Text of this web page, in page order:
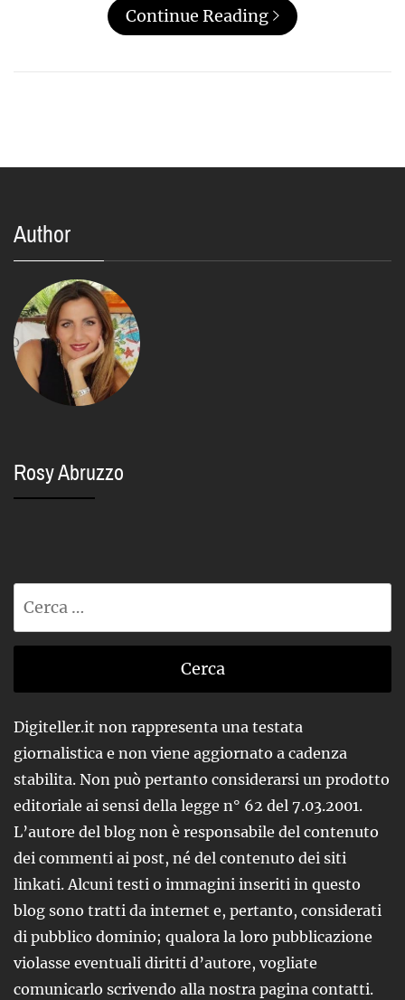
Continue Reading
Author
Rosy Abruzzo
Digiteller.it non rappresenta una testata
giornalistica e non viene aggiornato a cadenza
stabilita. Non può pertanto considerarsi un prodotto
editoriale ai sensi della legge n° 62 del 7.03.2001.
L’autore del blog non è responsabile del contenuto
dei commenti ai post, né del contenuto dei siti
linkati. Alcuni testi o immagini inseriti in questo
blog sono tratti da internet e, pertanto, considerati
di pubblico dominio; qualora la loro pubblicazione
violasse eventuali diritti d’autore, vogliate
comunicarlo scrivendo alla nostra pagina contatti.